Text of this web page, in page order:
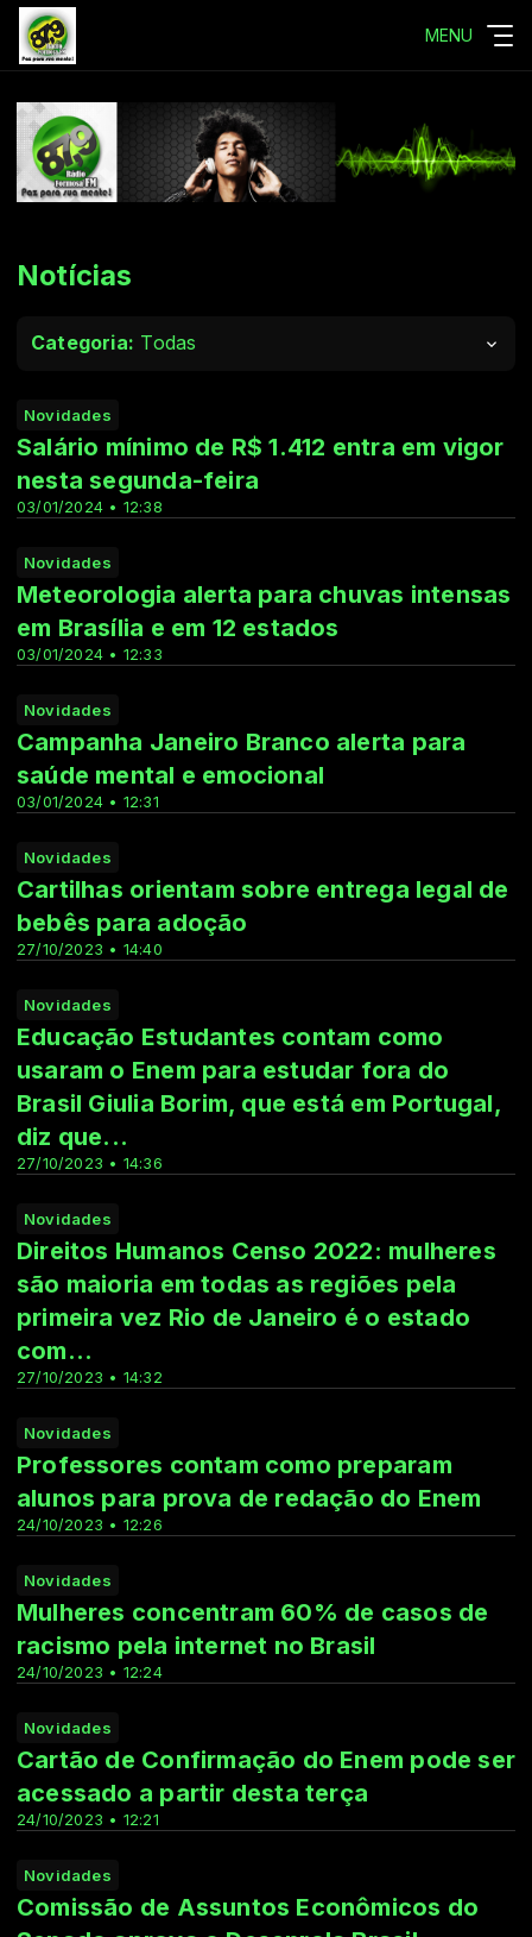
MENU
Notícias
Categoria: Todas
Novidades
03/01/2024 • 12:38
Salário mínimo de R$ 1.412 entra em vigor
nesta segunda-feira
Novidades
03/01/2024 • 12:33
Meteorologia alerta para chuvas intensas
em Brasília e em 12 estados
Novidades
03/01/2024 • 12:31
Campanha Janeiro Branco alerta para
saúde mental e emocional
Novidades
27/10/2023 • 14:40
Cartilhas orientam sobre entrega legal de
bebês para adoção
Novidades
27/10/2023 • 14:36
Educação Estudantes contam como
usaram o Enem para estudar fora do
Brasil Giulia Borim, que está em Portugal,
diz que...
Novidades
27/10/2023 • 14:32
Direitos Humanos Censo 2022: mulheres
são maioria em todas as regiões pela
primeira vez Rio de Janeiro é o estado
com...
Novidades
24/10/2023 • 12:26
Professores contam como preparam
alunos para prova de redação do Enem
Novidades
24/10/2023 • 12:24
Mulheres concentram 60% de casos de
racismo pela internet no Brasil
Novidades
24/10/2023 • 12:21
Cartão de Confirmação do Enem pode ser
acessado a partir desta terça
Novidades
Comissão de Assuntos Econômicos do